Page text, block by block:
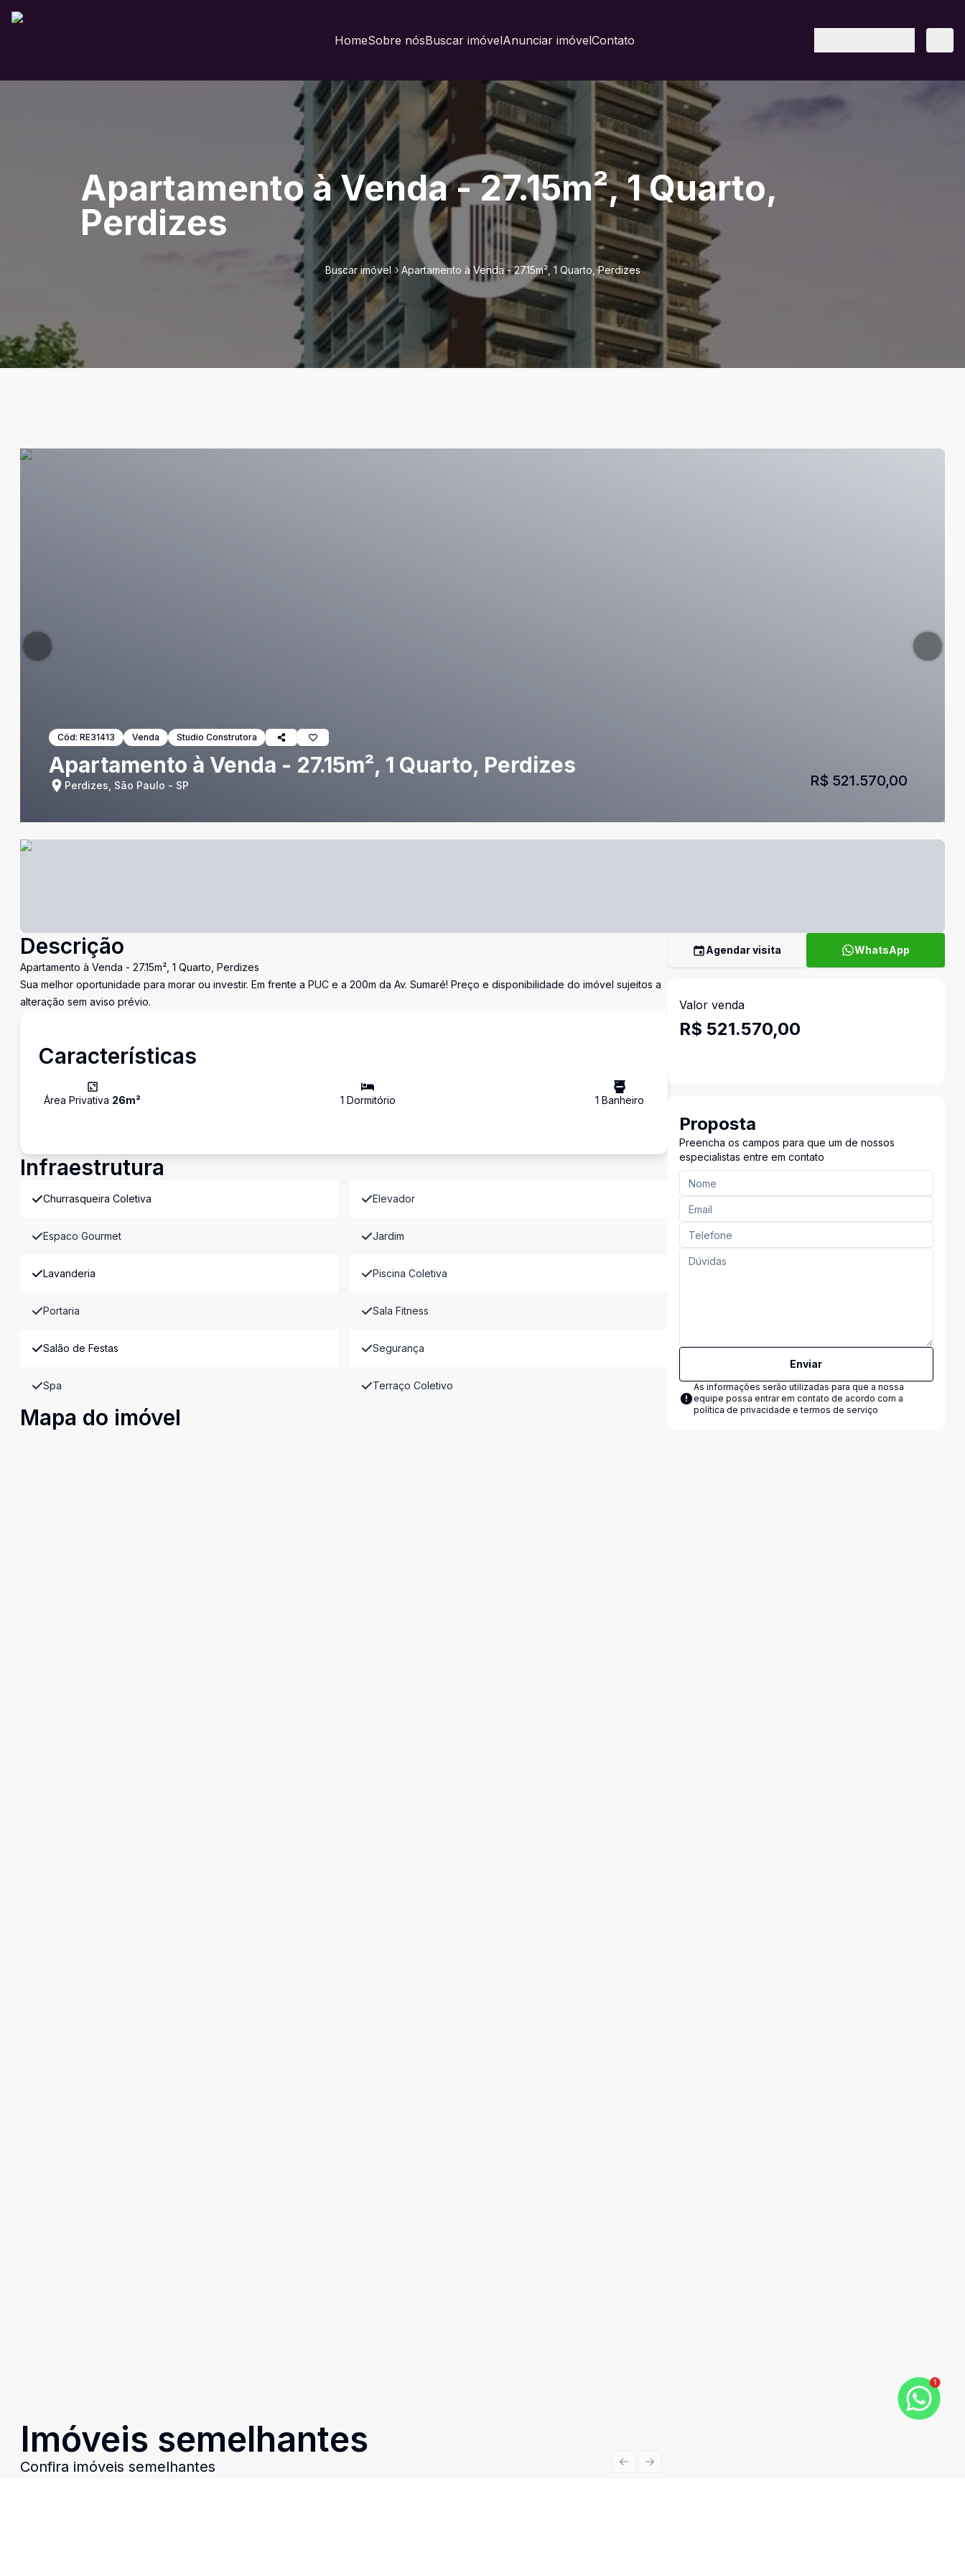
HomeSobre nósBuscar imóvelAnunciar imóvelContato
Apartamento à Venda - 27.15m², 1 Quarto,
Perdizes
Buscar imóvel Apartamento à Venda - 27.15m², 1 Quarto, Perdizes
Cód: RE31413 Venda Studio Construtora
Apartamento à Venda - 27.15m², 1 Quarto, Perdizes
Perdizes, São Paulo - SP R$ 521.570,00
Descrição
Apartamento à Venda - 27.15m², 1 Quarto, Perdizes
Sua melhor oportunidade para morar ou investir. Em frente a PUC e a 200m da Av. Sumaré! Preço e disponibilidade do imóvel sujeitos a
alteração sem aviso prévio.
Características
Área Privativa 26m² 1 Dormitório 1 Banheiro
Infraestrutura
Churrasqueira Coletiva Elevador
Espaco Gourmet Jardim
Lavanderia Piscina Coletiva
Portaria Sala Fitness
Salão de Festas Segurança
Spa Terraço Coletivo
Mapa do imóvel
Imóveis semelhantes
Confira imóveis semelhantes Previous slide
Next slide
Agendar visita WhatsApp
Valor venda
R$ 521.570,00
Proposta
Preencha os campos para que um de nossos
especialistas entre em contato
Enviar
As informações serão utilizadas para que a nossa
equipe possa entrar em contato de acordo com a
política de privacidade e termos de serviço
1